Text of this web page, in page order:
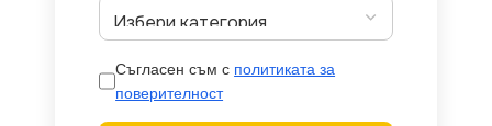
Съгласен съм с политиката за
поверителност